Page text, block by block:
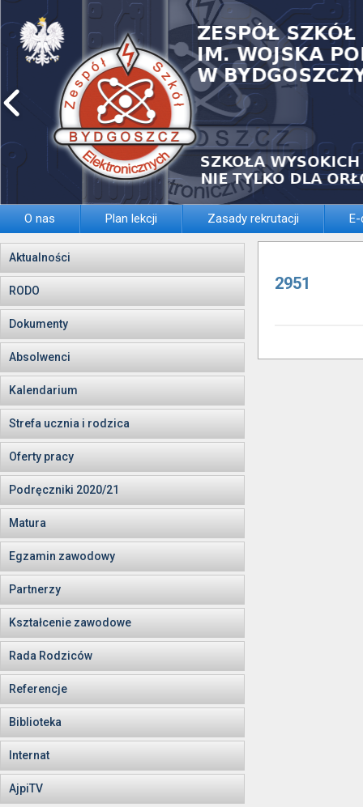
O nas Plan lekcji Zasady rekrutacji
Aktualności
RODO
Dokumenty
Absolwenci
Kalendarium
Strefa ucznia i rodzica
Oferty pracy
Podręczniki 2020/21
Matura
Egzamin zawodowy
Partnerzy
Kształcenie zawodowe
Rada Rodziców
Referencje
Biblioteka
Internat
AjpiTV
2951